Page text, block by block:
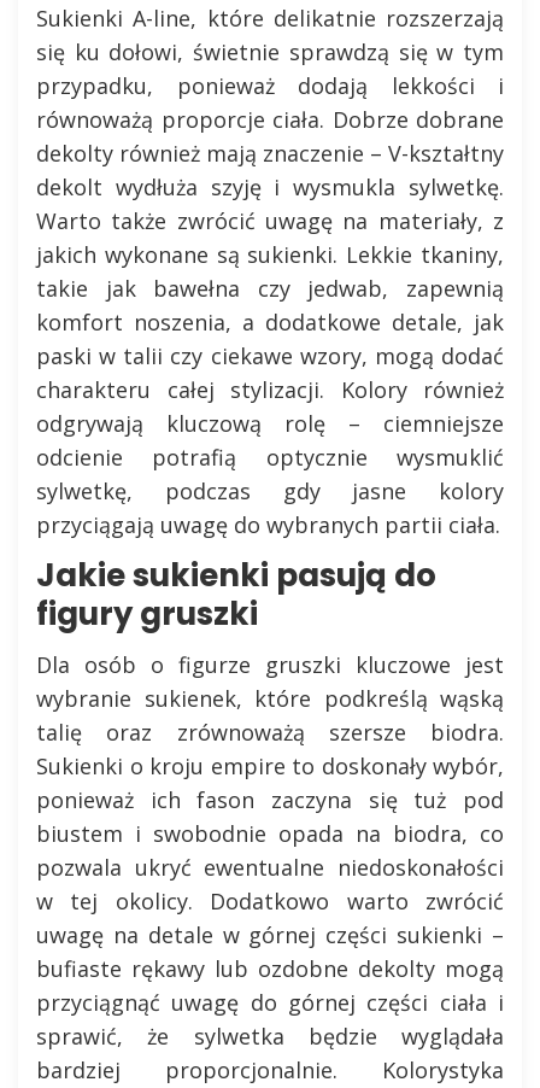
Sukienki A-line, które delikatnie rozszerzają
się ku dołowi, świetnie sprawdzą się w tym
przypadku, ponieważ dodają lekkości i
równoważą proporcje ciała. Dobrze dobrane
dekolty również mają znaczenie – V-kształtny
dekolt wydłuża szyję i wysmukla sylwetkę.
Warto także zwrócić uwagę na materiały, z
jakich wykonane są sukienki. Lekkie tkaniny,
takie jak bawełna czy jedwab, zapewnią
komfort noszenia, a dodatkowe detale, jak
paski w talii czy ciekawe wzory, mogą dodać
charakteru całej stylizacji. Kolory również
odgrywają kluczową rolę – ciemniejsze
odcienie potrafią optycznie wysmuklić
sylwetkę, podczas gdy jasne kolory
przyciągają uwagę do wybranych partii ciała.
Jakie sukienki pasują do
figury gruszki
Dla osób o figurze gruszki kluczowe jest
wybranie sukienek, które podkreślą wąską
talię oraz zrównoważą szersze biodra.
Sukienki o kroju empire to doskonały wybór,
ponieważ ich fason zaczyna się tuż pod
biustem i swobodnie opada na biodra, co
pozwala ukryć ewentualne niedoskonałości
w tej okolicy. Dodatkowo warto zwrócić
uwagę na detale w górnej części sukienki –
bufiaste rękawy lub ozdobne dekolty mogą
przyciągnąć uwagę do górnej części ciała i
sprawić, że sylwetka będzie wyglądała
bardziej proporcjonalnie. Kolorystyka